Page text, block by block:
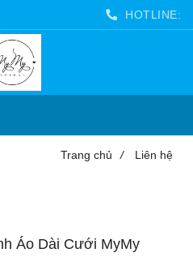
HOTLINE:
Trang chủ / Liên hệ
Áo Dài Cưới MyMy